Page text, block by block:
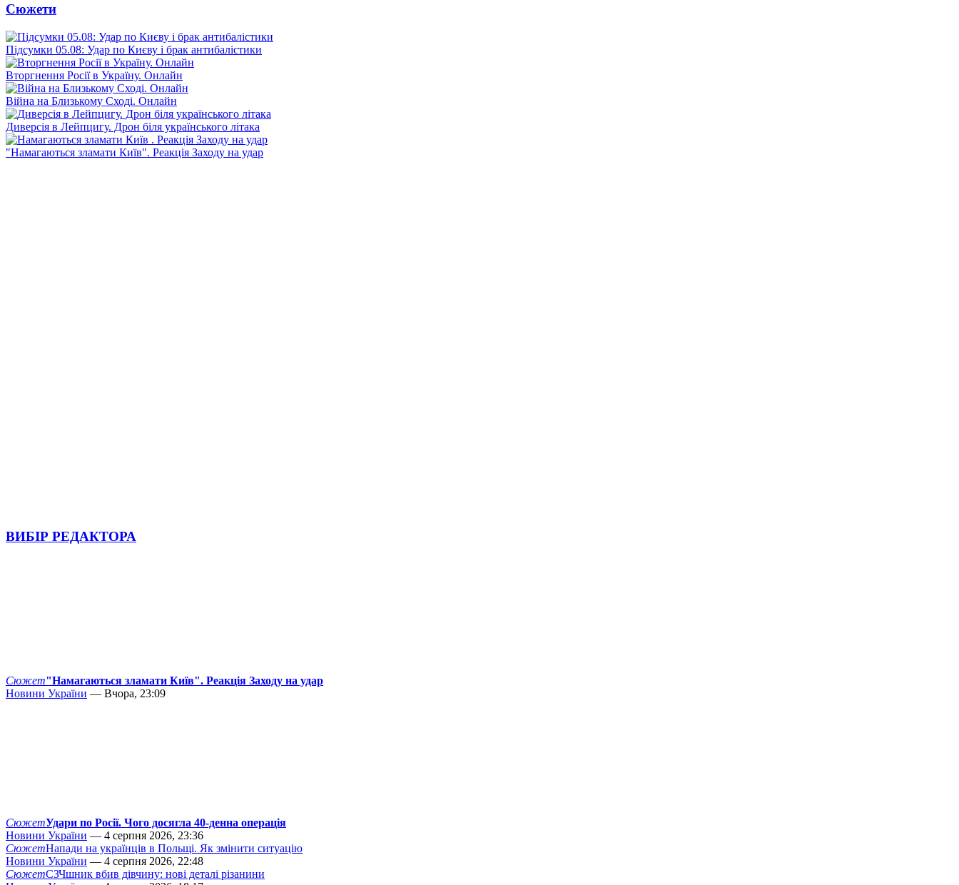
Сюжети
Підсумки 05.08: Удар по Києву і брак антибалістики
Вторгнення Росії в Україну. Онлайн
Війна на Близькому Сході. Онлайн
Диверсія в Лейпцигу. Дрон біля українського літака
"Намагаються зламати Київ". Реакція Заходу на удар
ВИБІР РЕДАКТОРА
Сюжет"Намагаються зламати Київ". Реакція Заходу на удар
Новини України — Вчора, 23:09
СюжетУдари по Росії. Чого досягла 40-денна операція
Новини України — 4 серпня 2026, 23:36
СюжетНапади на українців в Польщі. Як змінити ситуацію
Новини України — 4 серпня 2026, 22:48
СюжетСЗЧшник вбив дівчину: нові деталі різанини